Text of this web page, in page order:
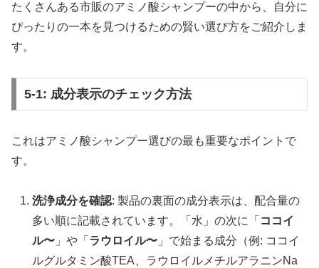
たくさんある市販のアミノ酸シャンプーの中から、自分に
ぴったりの一本を見つけるための賢い選び方をご紹介しま
す。
5-1: 成分表示のチェック方法
これはアミノ酸シャンプー選びの最も重要なポイントで
す。
洗浄成分を確認: 製品の裏面の成分表示は、配合量の
多い順に記載されています。「水」の次に「 ココイ
ル〜 」や「 ラウロイル〜 」で始まる成分（例: ココイ
ルグルタミン酸TEA、ラウロイルメチルアラニンNa